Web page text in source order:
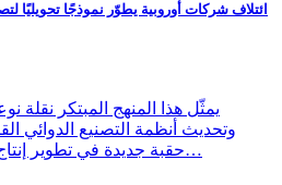
ائتلاف شركات أوروبية يطوّر نموذجًا تحويليًا
يمثّل هذا المنهج المبتكر نقلة
وتحديث أنظمة التصنيع الدوائي
حقبة جديدة في تطوير إنتاج المُكوّنات الصيدلانية الفعّالة…